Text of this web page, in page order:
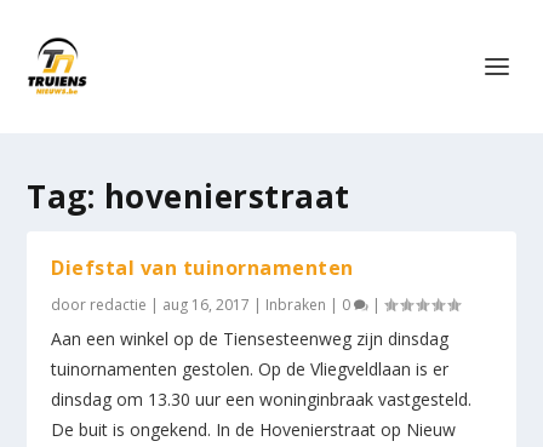
Tag: hovenierstraat
Diefstal van tuinornamenten
door redactie | aug 16, 2017 | Inbraken | 0 |
Aan een winkel op de Tiensesteenweg zijn dinsdag
tuinornamenten gestolen. Op de Vliegveldlaan is er
dinsdag om 13.30 uur een woninginbraak vastgesteld.
De buit is ongekend. In de Hovenierstraat op Nieuw